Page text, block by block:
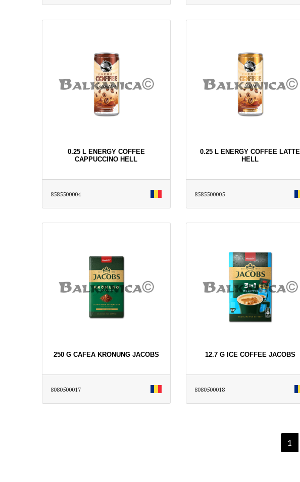
0.25 L ENERGY COFFEE
CAPPUCCINO HELL
8585500004
0.25 L ENERGY COFFEE LATTE
HELL
8585500005
250 G CAFEA KRONUNG JACOBS
8080500017
12.7 G ICE COFFEE JACOBS
8080500018
1